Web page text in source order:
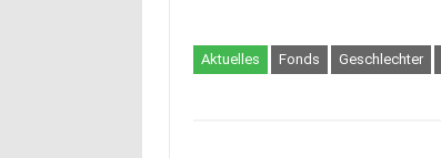
Aktuelles Fonds Geschlechter